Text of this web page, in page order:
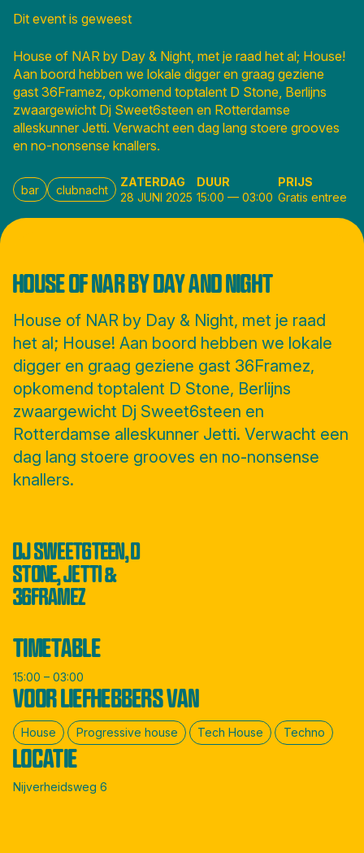
Dit event is geweest
House of NAR by Day & Night, met je raad het al; House!
Aan boord hebben we lokale digger en graag geziene
gast 36Framez, opkomend toptalent D Stone, Berlijns
zwaargewicht Dj Sweet6steen en Rotterdamse
alleskunner Jetti. Verwacht een dag lang stoere grooves
en no-nonsense knallers.
bar clubnacht
ZATERDAG
28 JUNI 2025
DUUR
15:00—03:00
PRIJS
Gratis entree
TIMETABLE
15:00 – 03:00
VOOR LIEFHEBBERS VAN
House Progressive house Tech House Techno
LOCATIE
Nijverheidsweg 6
HOUSE OF NAR BY DAY AND NIGHT
House of NAR by Day & Night, met je raad
het al; House! Aan boord hebben we lokale
digger en graag geziene gast 36Framez,
opkomend toptalent D Stone, Berlijns
zwaargewicht Dj Sweet6steen en
Rotterdamse alleskunner Jetti. Verwacht een
dag lang stoere grooves en no-nonsense
knallers.
DJ SWEET6TEEN, D
STONE, JETTI &
36FRAMEZ